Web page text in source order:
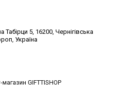
Табірци 5, 16200, Чернігівська
Україна
магазин GIFTTISHOP